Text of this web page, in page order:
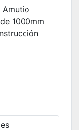
Amutio
1000mm